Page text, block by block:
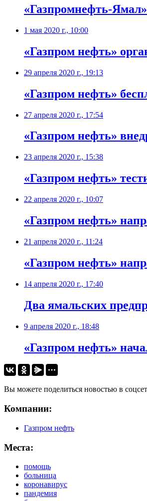
«Газпромнефть-
1 мая 2020 г., 10:00
«Газпром нефть»
29 апреля 2020 г., 19:13
«Газпром нефть»
27 апреля 2020 г., 17:54
«Газпром нефть»
23 апреля 2020 г., 15:38
«Газпром нефть»
22 апреля 2020 г., 10:07
«Газпром нефть»
21 апреля 2020 г., 11:24
​«Газпром нефть»
14 апреля 2020 г., 17:40
Два ямальских
9 апреля 2020 г., 18:48
«Газпром нефть»
Вы можете поделиться новостью в
Компании:
Газпром нефть
Места:
помощь
больница
коронавирус
пандемия